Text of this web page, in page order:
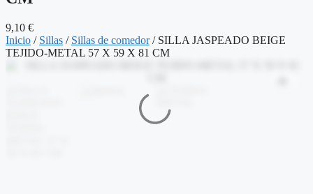
9,10 €
Inicio / Sillas / Sillas de comedor/ SILLA JASPEADO BEIGE
TEJIDO-METAL 57 X 59 X 81 CM